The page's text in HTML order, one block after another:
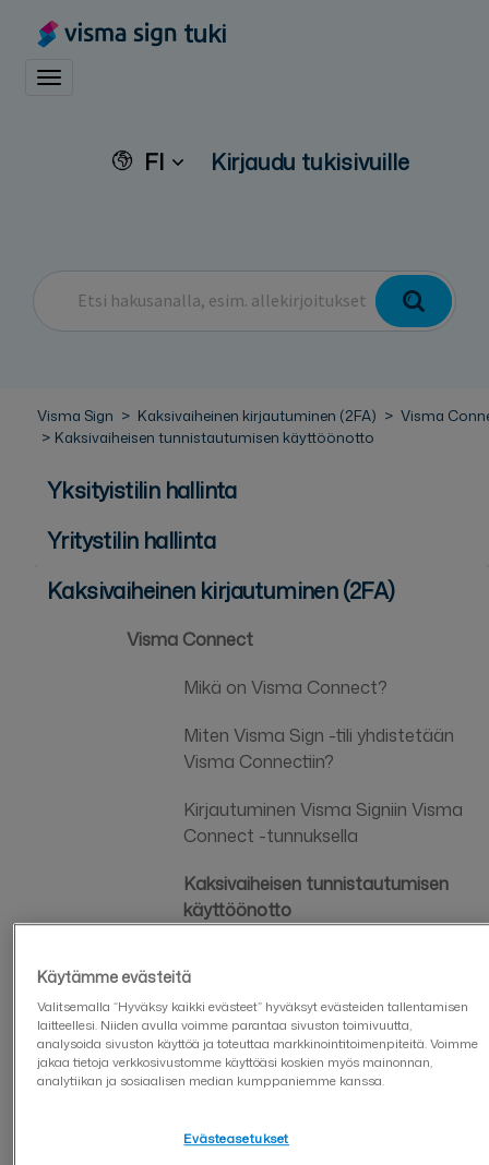
tuki
Toggle navigation
FI Kirjaudu tukisivuille
Visma Sign Kaksivaiheinen kirjautuminen (2FA)
Visma
Kaksivaiheisen tunnistautumisen käyttöönotto
Yksityistilin hallinta
Yritystilin hallinta
Kaksivaiheinen kirjautuminen (2FA)
Visma Connect
Mikä on Visma Connect?
Miten Visma Sign -tili yhdistetään
Visma Connectiin?
Kirjautuminen Visma Signiin Visma
Connect -tunnuksella
Kaksivaiheisen tunnistautumisen
käyttöönotto
Usein kysyttyä Visma Connectista
Käyttäjähallinta
Asiakirjan allekirjoittajalle
Käytämme evästeitä
Valitsemalla “Hyväksy kaikki evästeet” hyväksyt evästeiden tallentamisen
laitteellesi. Niiden avulla voimme parantaa sivuston toimivuutta,
analysoida sivuston käyttöä ja toteuttaa markkinointitoimenpiteitä. Voimme
jakaa tietoja verkkosivustomme käyttöäsi koskien myös mainonnan,
analytiikan ja sosiaalisen median kumppaniemme kanssa.
Evästeasetukset